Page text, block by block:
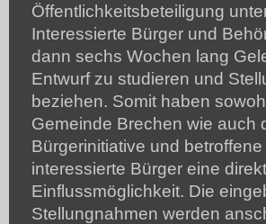
Öffentlichkeitsbeteiligung
Interessierte Bürger und
dann sechs Wochen lang
Entwurf zu studieren und
beziehen. Somit haben
Gemeinde Brechen wie auch
Bürgerinitiative und betroffene
interessierte Bürger eine
Einflussmöglichkeit. Die
Stellungnahmen werden